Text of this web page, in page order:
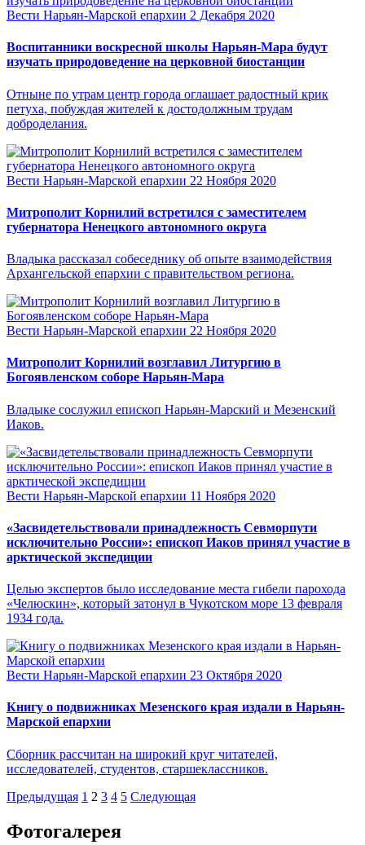
Вести Нарьян-Марской епархии 2 Декабря 2020
Воспитанники воскресной школы Нарьян-Мара будут
изучать природоведение на церковной биостанции
Отныне по утрам центр города оглашает радостный крик
петуха, побуждая жителей к достодолжным трудам
доброделания.
Вести Нарьян-Марской епархии 22 Ноября 2020
Митрополит Корнилий встретился с заместителем
губернатора Ненецкого автономного округа
Владыка рассказал собеседнику об опыте взаимодействия
Архангельской епархии с правительством региона.
Вести Нарьян-Марской епархии 22 Ноября 2020
Митрополит Корнилий возглавил Литургию в
Богоявленском соборе Нарьян-Мара
Владыке сослужил епископ Нарьян-Марский и Мезенский
Иаков.
Вести Нарьян-Марской епархии 11 Ноября 2020
«Засвидетельствовали принадлежность Севморпути
исключительно России»: епископ Иаков принял участие в
арктической экспедиции
Целью экспертов было исследование места гибели парохода
«Челюскин», который затонул в Чукотском море 13 февраля
1934 года.
Вести Нарьян-Марской епархии 23 Октября 2020
Книгу о подвижниках Мезенского края издали в Нарьян-
Марской епархии
Сборник рассчитан на широкий круг читателей,
исследователей, студентов, старшеклассников.
Предыдущая 1 2 3 4 5 Следующая
Фотогалерея